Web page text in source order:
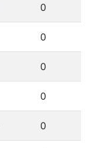
0
0
0
0
0